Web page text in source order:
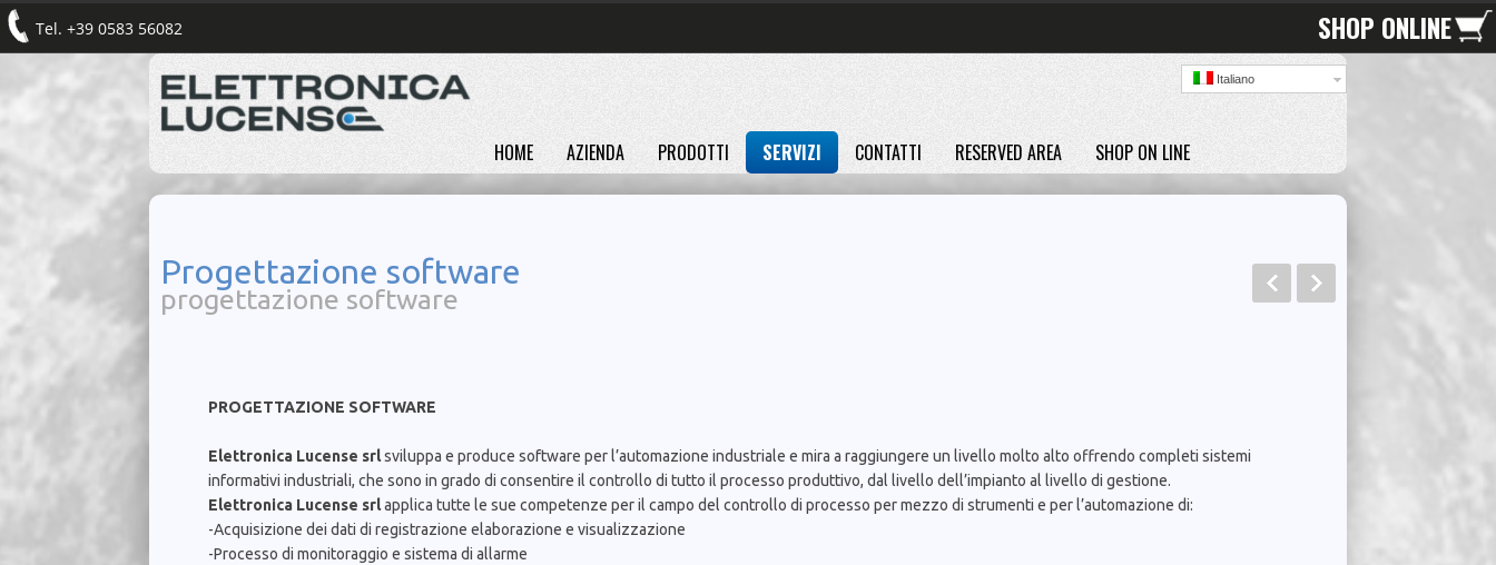
Tel. +39 0583 56082 SHOP ONLINE
Italiano
HOME AZIENDA PRODOTTI SERVIZI CONTATTI RESERVED AREA SHOP ON LINE
Progettazione software
progettazione software
PROGETTAZIONE SOFTWARE
Elettronica Lucense srlsviluppa e produce software per l’automazione industriale e mira a raggiungere un livello molto alto offrendo completi sistemi
informativi industriali, che sono in grado di consentire il controllo di tutto il processo produttivo, dal livello dell’impianto al livello di gestione.
Elettronica Lucense srlapplica tutte le sue competenze per il campo del controllo di processo per mezzo di strumenti e per l’automazione di:
-Acquisizione dei dati di registrazione elaborazione e visualizzazione
-Processo di monitoraggio e sistema di allarme